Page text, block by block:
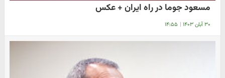
مسعود جوما در راه ایران + عکس
۳۰ آبان ۱۴۰۳ | ۱۴:۵۵